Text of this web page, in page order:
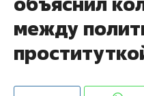
между